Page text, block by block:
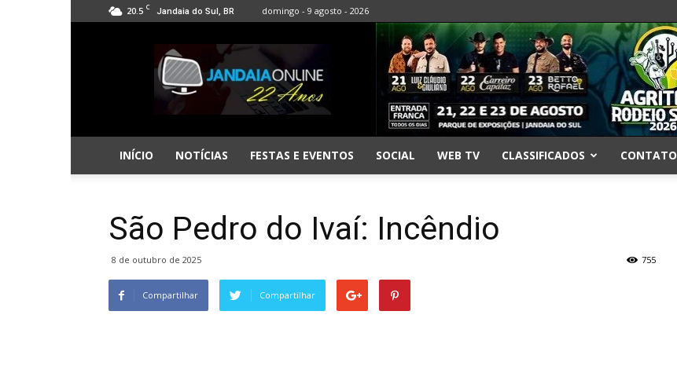
20.5 C Jandaia do Sul, BR domingo - 9 agosto - 2026
Jandaia
Online
INÍCIO NOTÍCIAS FESTAS E EVENTOS SOCIAL WEB TV CLASSIFICADOS CONTATO
São Pedro do Ivaí: Incêndio
8 de outubro de 2025 755
Compartilhar Compartilhar